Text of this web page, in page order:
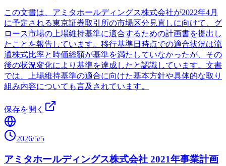
この文書は、アミタホールディングス株式会社が2022年4月
に予定される東京証券取引所の市場区分見直しに向けて、グ
ロース市場の上場維持基準に適合するための計画書を提出し
たことを報告しています。移行基準日時点での適合状況は流
通株式比率と時価総額が基準を満たしていなかったが、その
後の状況変化により基準を達成したと認識しています。文書
では、上場維持基準の適合に向けた基本方針や具体的な取り
組み内容についても言及されています。
保存を開く
2026/5/5
アミタホールディングス株式会社 2021年事業計画